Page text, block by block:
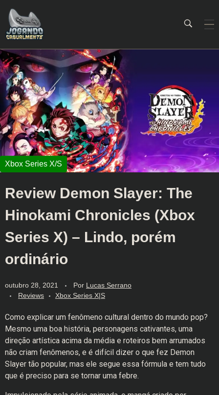
Jogando Casualmente
Conteúdo family friendly sobre games! Desde 2019 analisando jogos.
Review Demon Slayer: The
Hinokami Chronicles (Xbox
Series X) – Lindo, porém
ordinário
outubro 28, 2021 Por Lucas Serrano
Reviews
Xbox Series X|S
Como explicar um fenômeno cultural dentro do mundo pop?
Mesmo uma boa história, personagens cativantes, uma
direção artística acima da média e roteiros bem arrumados
não criam fenômenos, e é difícil dizer o que fez Demon
Slayer tão popular, mas ele segue essa fórmula e tem tudo
que é preciso para se tornar uma febre.